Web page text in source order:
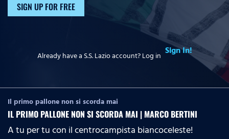
SIGN UP FOR FREE
Already have a S.S. Lazio account? Log in Sign In!
Il primo pallone non si scorda mai
IL PRIMO PALLONE NON SI SCORDA MAI | MARCO BERTINI
A tu per tu con il centrocampista biancoceleste!